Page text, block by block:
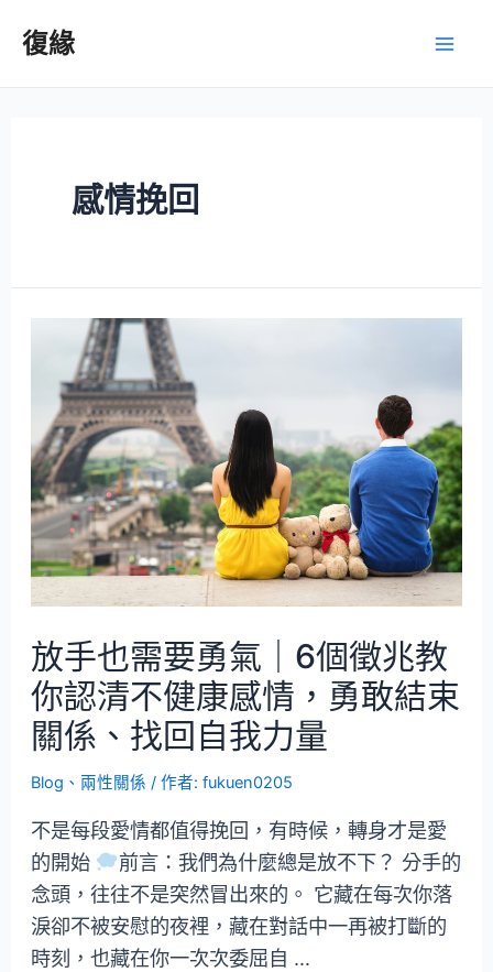
復緣
感情挽回
放手也需要勇氣｜6個徵兆教
你認清不健康感情，勇敢結束
關係、找回自我力量
Blog 、 兩性關係 / 作者:fukuen0205
不是每段愛情都值得挽回，有時候，轉身才是愛
的開始
前言：我們為什麼總是放不下？ 分手的
念頭，往往不是突然冒出來的。 它藏在每次你落
淚卻不被安慰的夜裡，藏在對話中一再被打斷的
時刻，也藏在你一次次委屈自 …